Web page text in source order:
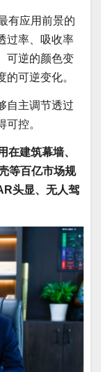
有应用前景的
过率、吸收率
可逆的颜色变
可逆变化。
自主调节透过
控。
在建筑幕墙、
等百亿市场规
头显、无人驾